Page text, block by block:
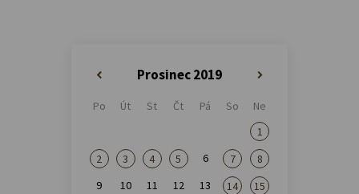
Prosinec 2019
»
Po Út St Čt Pá So
Ne
1
2
3 4 5 6 7
8
9
10 11 12 13 14
15